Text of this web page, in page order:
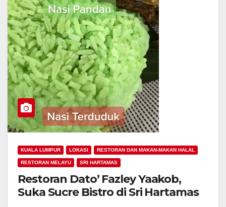
KUALA LUMPUR LOKASI RESTORAN DAN MAKAN-MAKAN HALAL
RESTORAN MELAYU SRI HARTAMAS
Restoran Dato’ Fazley Yaakob,
Suka Sucre Bistro di Sri Hartamas